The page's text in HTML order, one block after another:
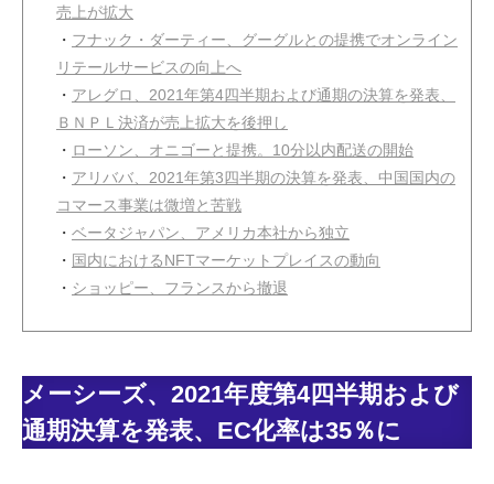
売上が拡大
・ フナック・ダーティー、グーグルとの提携でオンライン
リテールサービスの向上へ
・ アレグロ、2021年第4四半期および通期の決算を発表、
ＢＮＰＬ決済が売上拡大を後押し
・ ローソン、オニゴーと提携。10分以内配送の開始
・ アリババ、2021年第3四半期の決算を発表、中国国内の
コマース事業は微増と苦戦
・ ベータジャパン、アメリカ本社から独立
・ 国内におけるNFTマーケットプレイスの動向
・ ショッピー、フランスから撤退
メーシーズ、2021年度第4四半期および
通期決算を発表、EC化率は35％に